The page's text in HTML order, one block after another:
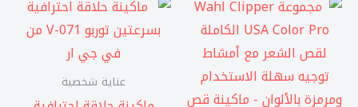
عناية شخصية